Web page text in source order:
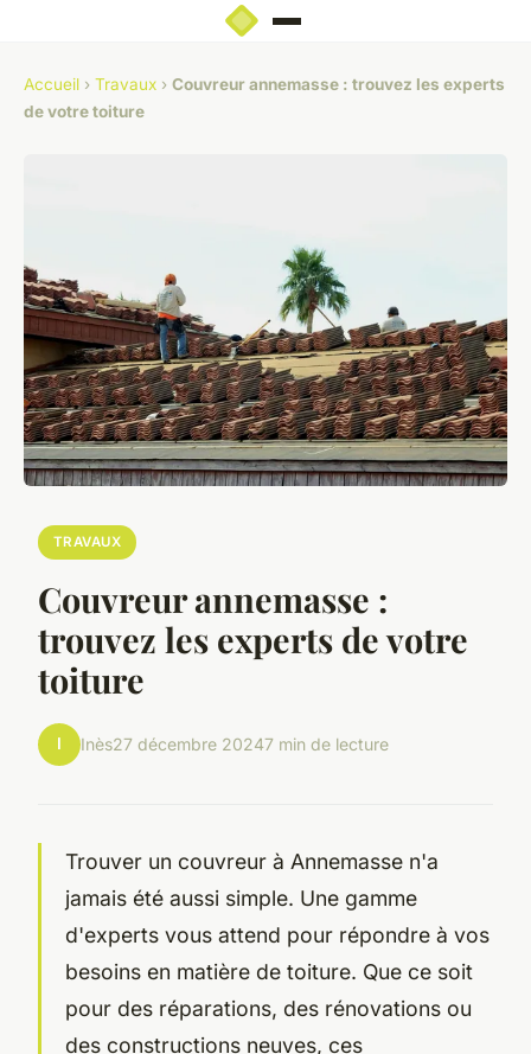
Accueil › Travaux › Couvreur annemasse : trouvez les experts
de votre toiture
TRAVAUX
Couvreur annemasse :
trouvez les experts de votre
toiture
I Inès27 décembre 20247 min de lecture
Trouver un couvreur à Annemasse n'a
jamais été aussi simple. Une gamme
d'experts vous attend pour répondre à vos
besoins en matière de toiture. Que ce soit
pour des réparations, des rénovations ou
des constructions neuves, ces